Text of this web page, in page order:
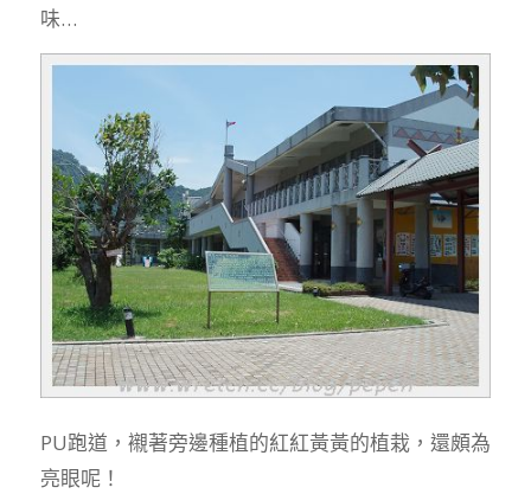
味…
PU跑道，襯著旁邊種植的紅紅黃黃的植栽，還頗為
亮眼呢！